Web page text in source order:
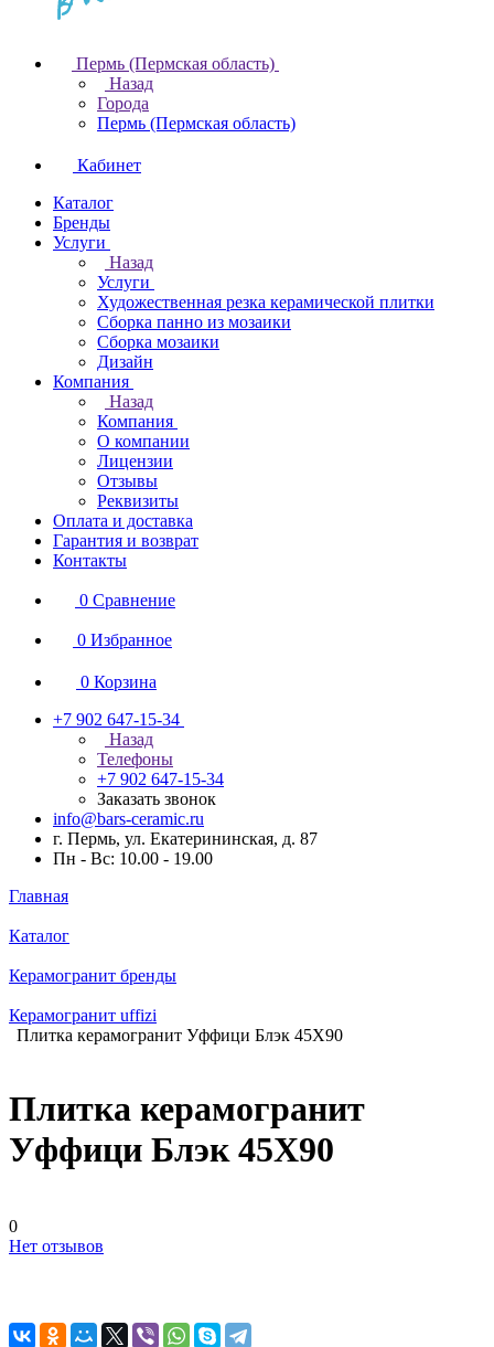
Пермь (Пермская область)
Назад
Города
Пермь (Пермская область)
Кабинет
Каталог
Бренды
Услуги
Назад
Услуги
Художественная резка керамической плитки
Сборка панно из мозаики
Сборка мозаики
Дизайн
Компания
Назад
Компания
О компании
Лицензии
Отзывы
Реквизиты
Оплата и доставка
Гарантия и возврат
Контакты
0 Сравнение
0 Избранное
0 Корзина
+7 902 647-15-34
Назад
Телефоны
+7 902 647-15-34
Заказать звонок
info@bars-ceramic.ru
г. Пермь, ул. Екатерининская, д. 87
Пн - Вс: 10.00 - 19.00
Главная
Каталог
Керамогранит бренды
Керамогранит uffizi
Плитка керамогранит Уффици Блэк 45X90
Плитка керамогранит
Уффици Блэк 45X90
0
Нет отзывов